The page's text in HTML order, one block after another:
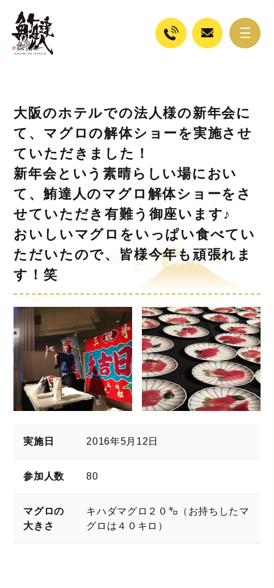
大阪のホテルでの法人様の新年会に
て、マグロの解体ショーを実施させ
ていただきました！
新年会という素晴らしい場におい
て、鮪達人のマグロ解体ショーをさ
せていただき有難う御座います♪
おいしいマグロをいっぱい食べてい
ただいたので、皆様今年も頑張れま
す！笑
実施日 2016年5月12日
参加人数 80
マグロの
大きさ
キハダマグロ２０㌔（お持ちしたマ
グロは４０キロ）